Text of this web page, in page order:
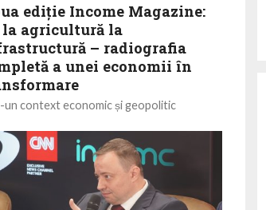
ediție Income Magazine:
la agricultură la
– radiografia
a unei economii în
context economic și geopolitic
cu o analiză inedită a realității economice și
din...